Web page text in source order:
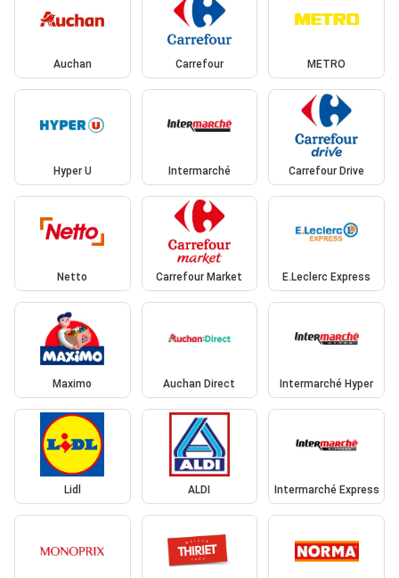
Auchan Carrefour METRO
Hyper U Intermarché Carrefour Drive
Netto Carrefour Market E.Leclerc Express
Maximo Auchan Direct Intermarché Hyper
Lidl ALDI Intermarché Express